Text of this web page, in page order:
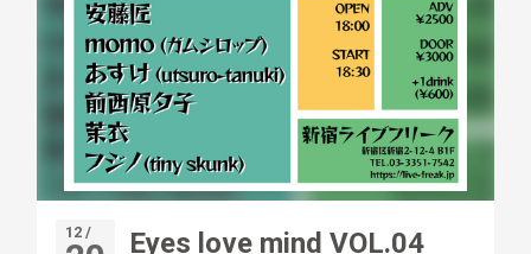
12 / Eyes love mind VOL.04